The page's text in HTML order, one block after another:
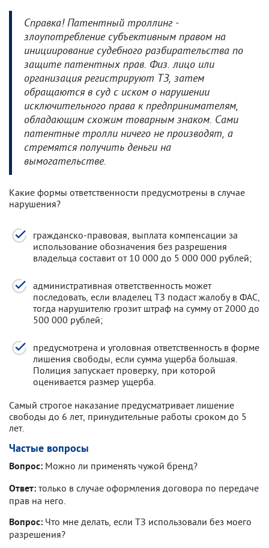
Справка! Патентный троллинг -
злоупотребление субъективным правом на
инициирование судебного разбирательства по
защите патентных прав. Физ. лицо или
организация регистрируют ТЗ, затем
обращаются в суд с иском о нарушении
исключительного права к предпринимателям,
обладающим схожим товарным знаком. Сами
патентные тролли ничего не производят, а
стремятся получить деньги на
вымогательстве.
Какие формы ответственности предусмотрены в случае
нарушения?
гражданско-правовая, выплата компенсации за
использование обозначения без разрешения
владельца составит от 10 000 до 5 000 000 рублей;
административная ответственность может
последовать, если владелец ТЗ подаст жалобу в ФАС,
тогда нарушителю грозит штраф на сумму от 2000 до
500 000 рублей;
предусмотрена и уголовная ответственность в форме
лишения свободы, если сумма ущерба большая.
Полиция запускает проверку, при которой
оценивается размер ущерба.
Самый строгое наказание предусматривает лишение
свободы до 6 лет, принудительные работы сроком до 5
лет.
Частые вопросы
Вопрос: Можно ли применять чужой бренд?
Ответ: только в случае оформления договора по передаче
прав на него.
Вопрос: Что мне делать, если ТЗ использовали без моего
разрешения?